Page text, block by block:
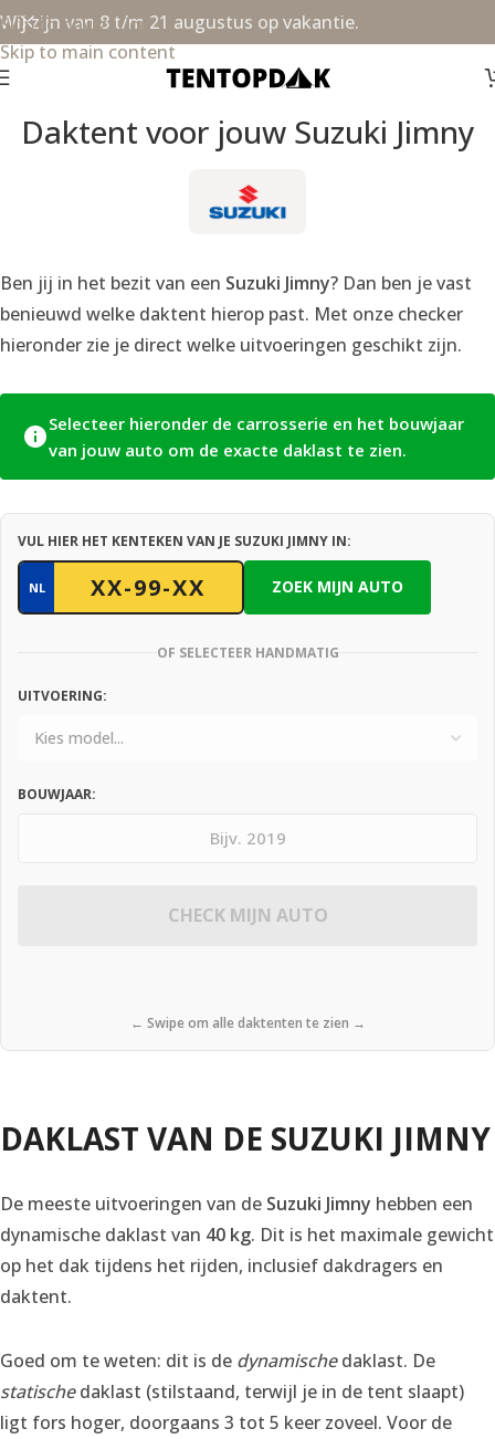
Skip to navigation
Skip to main content
Wij zijn van 8 t/m 21 augustus op vakantie.
Daktent voor jouw Suzuki Jimny
Ben jij in het bezit van een Suzuki Jimny? Dan ben je vast
benieuwd welke daktent hierop past. Met onze checker
hieronder zie je direct welke uitvoeringen geschikt zijn.
Selecteer hieronder de carrosserie en het bouwjaar
van jouw auto om de exacte daklast te zien.
VUL HIER HET KENTEKEN VAN JE SUZUKI JIMNY IN:
NL ZOEK MIJN AUTO
OF SELECTEER HANDMATIG
UITVOERING:
BOUWJAAR:
CHECK MIJN AUTO
← Swipe om alle daktenten te zien →
DAKLAST VAN DE SUZUKI JIMNY
De meeste uitvoeringen van de Suzuki Jimny hebben een
dynamische daklast van 40 kg. Dit is het maximale gewicht
op het dak tijdens het rijden, inclusief dakdragers en
daktent.
Goed om te weten: dit is de dynamischedaklast. De
statischedaklast (stilstaand, terwijl je in de tent slaapt)
ligt fors hoger, doorgaans 3 tot 5 keer zoveel. Voor de